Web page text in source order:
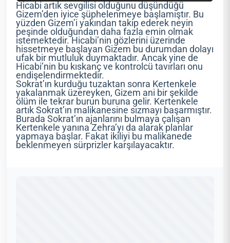
Hicabi artık sevgilisi olduğunu düşündüğü
Gizem’den iyice şüphelenmeye başlamıştır. Bu
yüzden Gizem’i yakından takip ederek neyin
peşinde olduğundan daha fazla emin olmak
istemektedir. Hicabi’nin gözlerini üzerinde
hissetmeye başlayan Gizem bu durumdan dolayı
ufak bir mutluluk duymaktadır. Ancak yine de
Hicabi’nin bu kıskanç ve kontrolcü tavırları onu
endişelendirmektedir.
Sokrat’ın kurduğu tuzaktan sonra Kertenkele
yakalanmak üzereyken, Gizem ani bir şekilde
ölüm ile tekrar burun buruna gelir. Kertenkele
artık Sokrat’ın malikanesine sızmayı başarmıştır.
Burada Sokrat’ın ajanlarını bulmaya çalışan
Kertenkele yanına Zehra’yı da alarak planlar
yapmaya başlar. Fakat ikiliyi bu malikanede
beklenmeyen sürprizler karşılayacaktır.